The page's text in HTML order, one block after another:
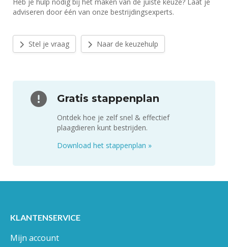
adviseren door één van onze bestrijdingsexperts.
Stel je vraag Naar de keuzehulp
Gratis stappenplan
Ontdek hoe je zelf snel & effectief
plaagdieren kunt bestrijden.
Download het stappenplan »
KLANTENSERVICE
Mijn account